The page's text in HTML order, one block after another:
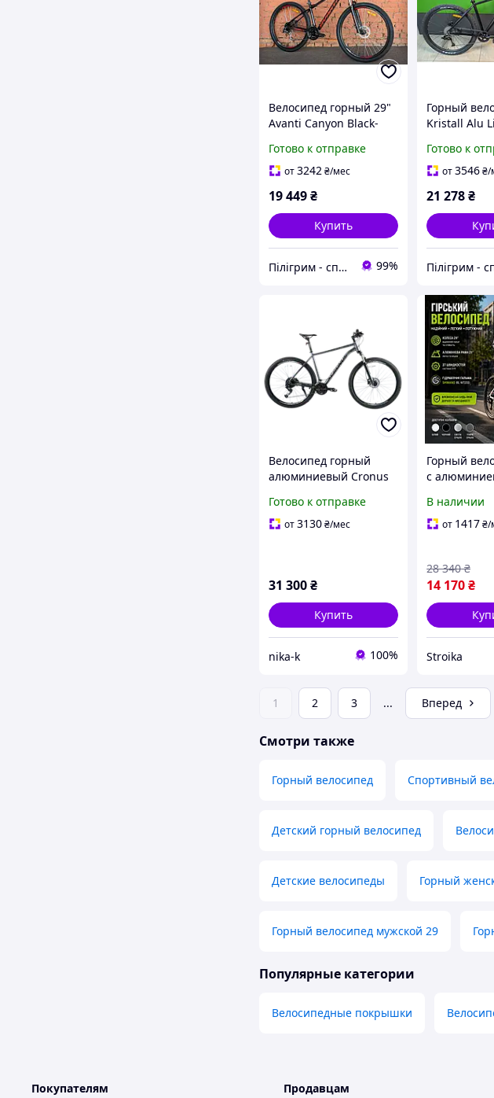
Велосипед горный 29"
Avanti Canyon Black-
Готово к отправке
от3242₴/мес
19 449₴
Купить
Пілігрим - спеціалізований велосипедний магазин 99%
Горный
Kristall Alu
Готово к
от3546₴/
21 278₴
Велосипед горный
алюминиевый Cronus
Серый
Готово к отправке
от3130₴/мес
31 300₴
Купить
nika-k 100%
Горный
с
тормозами
Светлое
В наличии
от 1417₴/
14 170₴
28 340 ₴
Stroika
1 2 3 ... Вперед
Смотри также
Горный велосипед Спортивный
Детский горный велосипед
Детские велосипеды Горный
Горный велосипед мужской 29
Популярные категории
Велосипедные покрышки
Покупателям Продавцам